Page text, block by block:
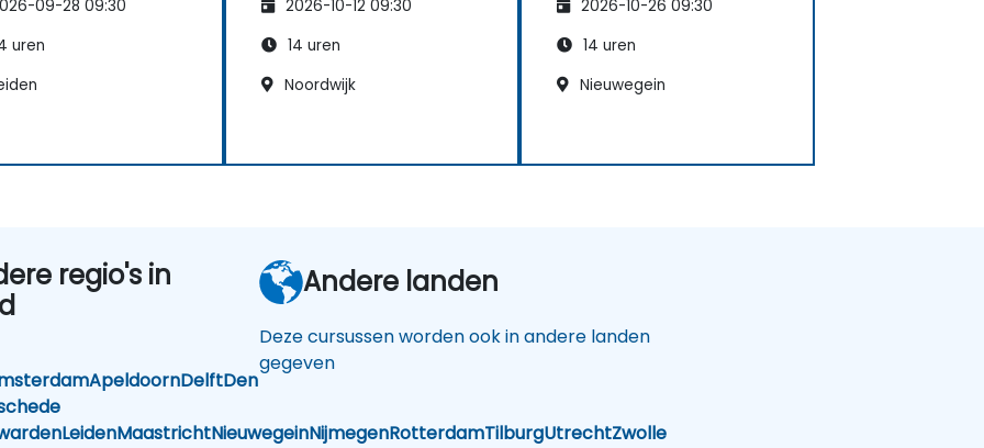
09-28 09:30
uren
2026-10-12 09:30
14 uren
Noordwijk
2026-10-26 09:30
14 uren
Nieuwegein
regio's in
ApeldoornDelftDen
LeidenMaastrichtNieuwegeinNijmegenRotterdamTilburgUtrechtZwolle
Andere landen
Deze cursussen worden ook in andere landen
gegeven